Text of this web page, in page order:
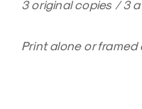
3 original copies / 3
Print alone or